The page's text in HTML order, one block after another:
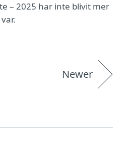
– 2025 har inte blivit mer
Newer